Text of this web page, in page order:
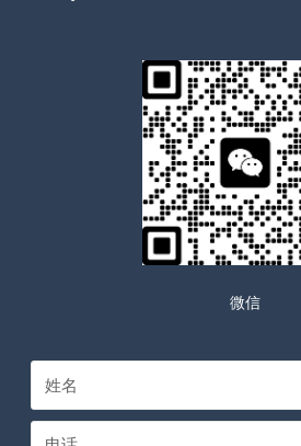
微信